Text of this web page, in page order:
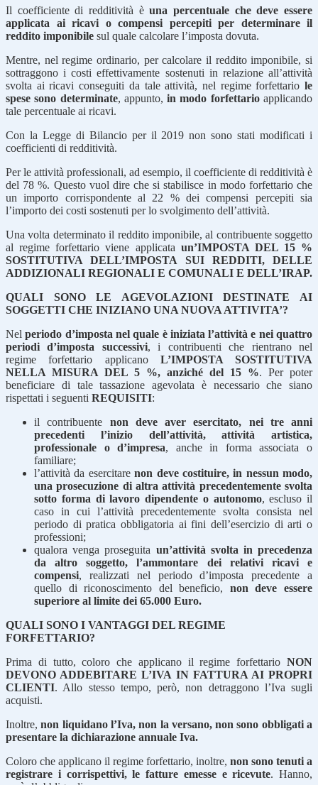
Il coefficiente di redditività èuna percentuale che deve essere
applicata ai ricavi o compensi percepiti per determinare il
reddito imponibile sul quale calcolare l’imposta dovuta.
Mentre, nel regime ordinario, per calcolare il reddito imponibile, si
sottraggono i costi effettivamente sostenuti in relazione all’attività
svolta ai ricavi conseguiti da tale attività, nel regime forfettario le
spese sono determinate, appunto,in modo forfettarioapplicando
tale percentuale ai ricavi.
Con la Legge di Bilancio per il 2019 non sono stati modificati i
coefficienti di redditività.
Per le attività professionali, ad esempio, il coefficiente di redditività è
del 78 %. Questo vuol dire che si stabilisce in modo forfettario che
un importo corrispondente al 22 % dei compensi percepiti sia
l’importo dei costi sostenuti per lo svolgimento dell’attività.
Una volta determinato il reddito imponibile, al contribuente soggetto
al regime forfettario viene applicata un’IMPOSTA DEL 15 %
SOSTITUTIVA DELL’IMPOSTA SUI REDDITI, DELLE
ADDIZIONALI REGIONALI E COMUNALI E DELL’IRAP.
QUALI SONO LE AGEVOLAZIONI DESTINATE AI
SOGGETTI CHE INIZIANO UNA NUOVA ATTIVITA’?
Nelperiodo d’imposta nel quale è iniziata l’attività e nei quattro
periodi d’imposta successivi, i contribuenti che rientrano nel
regime forfettario applicano L’IMPOSTA SOSTITUTIVA
NELLA MISURA DEL 5 %, anziché del 15 %. Per poter
beneficiare di tale tassazione agevolata è necessario che siano
rispettati i seguenti REQUISITI:
il contribuente non deve aver esercitato, nei tre anni
precedenti l’inizio dell’attività, attività artistica,
professionale o d’impresa, anche in forma associata o
familiare;
l’attività da esercitarenon deve costituire, in nessun modo,
una prosecuzione di altra attività precedentemente svolta
sotto forma di lavoro dipendente o autonomo, escluso il
caso in cui l’attività precedentemente svolta consista nel
periodo di pratica obbligatoria ai fini dell’esercizio di arti o
professioni;
qualora venga proseguita un’attività svolta in precedenza
da altro soggetto, l’ammontare dei relativi ricavi e
compensi, realizzati nel periodo d’imposta precedente a
quello di riconoscimento del beneficio, non deve essere
superiore al limite dei 65.000 Euro.
QUALI SONO I VANTAGGI DEL REGIME
FORFETTARIO?
Prima di tutto, coloro che applicano il regime forfettario NON
DEVONO ADDEBITARE L’IVA IN FATTURA AI PROPRI
CLIENTI. Allo stesso tempo, però, non detraggono l’Iva sugli
acquisti.
Inoltre,non liquidano l’Iva, non la versano, non sono obbligati a
presentare la dichiarazione annuale Iva.
Coloro che applicano il regime forfettario, inoltre, non sono tenuti a
registrare i corrispettivi, le fatture emesse e ricevute. Hanno,